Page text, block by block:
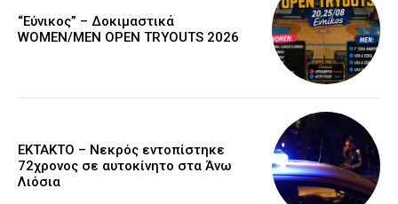
“Εύνικος” – Δοκιμαστικά
WOMEN/MEN OPEN TRYOUTS 2026
EKTAKTO – Νεκρός εντοπίστηκε
72χρονος σε αυτοκίνητο στα Άνω
Λιόσια